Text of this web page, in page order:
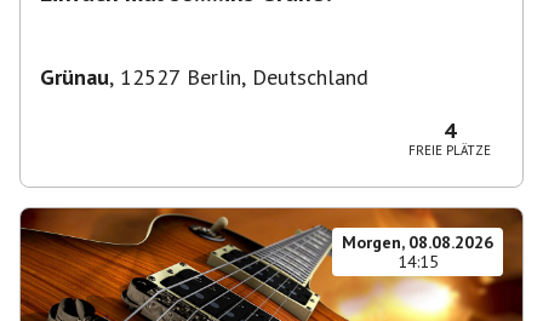
Grünau, 12527 Berlin, Deutschland
4
FREIE PLÄTZE
Morgen, 08.08.2026
14:15